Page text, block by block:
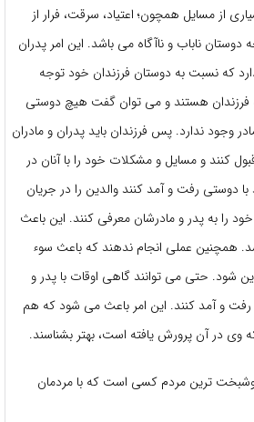
از مسایل همچون؛ اعتیاد، سرقت، فرار از
دوستان ناباب و ناآگاه می باشد. این امر پدران
که نسبت به دوستان فرزندان خود توجه
فرزندان هستند و می توان گفت هیچ دوستی
وجود ندارد. پس فرزندان باید پدران و مادران
کنند و مسایل و مشکلات خود را با آنان در
دوستی رفت و آمد کنند والدین را در جریان
را به پدر و مادرشان معرفی کنند. این باعث
همچنین عملی انجام ندهند که باعث سوء
شود. حتی می توانند گاهی اوقات با پدر و
رفت و آمد کنند. این امر باعث می شود که هم
در آن پرورش یافته است، بهتر بشناسند.
ترین مردم کسی است که با مردمان